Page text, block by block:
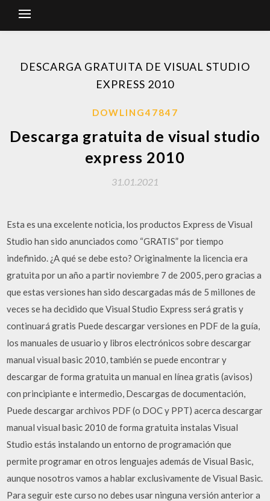
DESCARGA GRATUITA DE VISUAL STUDIO
EXPRESS 2010
DOWLING47847
Descarga gratuita de visual studio
express 2010
31.01.2021
Esta es una excelente noticia, los productos Express de Visual
Studio han sido anunciados como “GRATIS” por tiempo
indefinido. ¿A qué se debe esto? Originalmente la licencia era
gratuita por un año a partir noviembre 7 de 2005, pero gracias a
que estas versiones han sido descargadas más de 5 millones de
veces se ha decidido que Visual Studio Express será gratis y
continuará gratis Puede descargar versiones en PDF de la guía,
los manuales de usuario y libros electrónicos sobre descargar
manual visual basic 2010, también se puede encontrar y
descargar de forma gratuita un manual en línea gratis (avisos)
con principiante e intermedio, Descargas de documentación,
Puede descargar archivos PDF (o DOC y PPT) acerca descargar
manual visual basic 2010 de forma gratuita instalas Visual
Studio estás instalando un entorno de programación que
permite programar en otros lenguajes además de Visual Basic,
aunque nosotros vamos a hablar exclusivamente de Visual Basic.
Para seguir este curso no debes usar ninguna versión anterior a